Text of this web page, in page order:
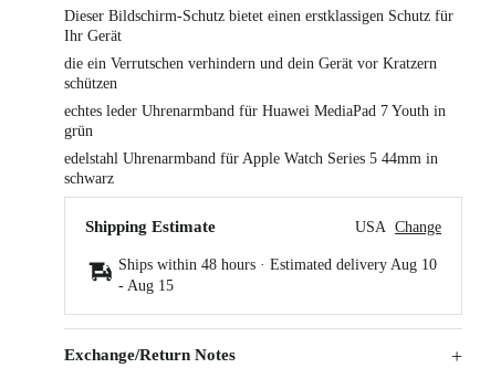
Dieser Bildschirm-Schutz bietet einen erstklassigen Schutz für
Ihr Gerät
die ein Verrutschen verhindern und dein Gerät vor Kratzern
schützen
echtes leder Uhrenarmband für Huawei MediaPad 7 Youth in
grün
edelstahl Uhrenarmband für Apple Watch Series 5 44mm in
schwarz
Shipping Estimate USA Change
Ships within 48 hours · Estimated delivery Aug 10
- Aug 15
Exchange/Return Notes